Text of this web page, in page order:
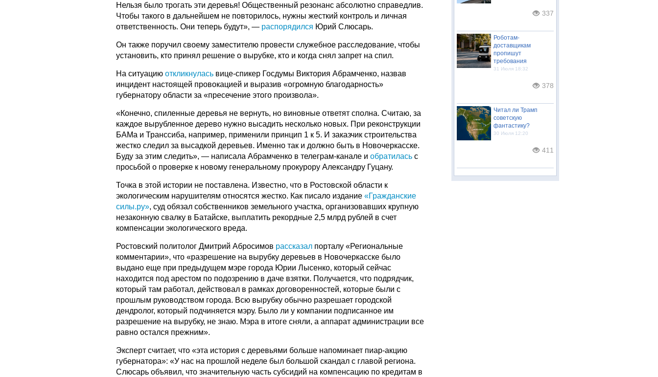
Нельзя было трогать эти деревья! Общественный резонанс абсолютно справедлив.
Чтобы такого в дальнейшем не повторилось, нужны жесткий контроль и личная
ответственность. Они теперь будут», — распорядился Юрий Слюсарь.
Он также поручил своему заместителю провести служебное расследование, чтобы
установить, кто принял решение о вырубке, кто и когда снял запрет на спил.
На ситуациюоткликнулась вице-спикер Госдумы Виктория Абрамченко, назвав
инцидент настоящей провокацией и выразив «огромную благодарность»
губернатору области за «пресечение этого произвола».
«Конечно, спиленные деревья не вернуть, но виновные ответят сполна. Считаю, за
каждое вырубленное дерево нужно высадить несколько новых. При реконструкции
БАМа и Транссиба, например, применили принцип 1 к 5. И заказчик строительства
жестко следил за высадкой деревьев. Именно так и должно быть в Новочеркасске.
Буду за этим следить», — написала Абрамченко в телеграм-канале иобратилась с
просьбой о проверке к новому генеральному прокурору Александру Гуцану.
Точка в этой истории не поставлена. Известно, что в Ростовской области к
экологическим нарушителям относятся жестко. Как писало издание«Гражданские
силы.ру», суд обязал собственников земельного участка, организовавших крупную
незаконную свалку в Батайске, выплатить рекордные 2,5 млрд рублей в счет
компенсации экологического вреда.
Ростовский политолог Дмитрий Абросимов рассказал порталу «Региональные
комментарии», что «разрешение на вырубку деревьев в Новочеркасске было
выдано еще при предыдущем мэре города Юрии Лысенко, который сейчас
находится под арестом по подозрению в даче взятки. Получается, что подрядчик,
который там работал, действовал в рамках договоренностей, которые были с
прошлым руководством города. Всю вырубку обычно разрешает городской
дендролог, который подчиняется мэру. Было ли у компании подписанное им
разрешение на вырубку, не знаю. Мэра в итоге сняли, а аппарат администрации все
равно остался прежним».
Эксперт считает, что «эта история с деревьями больше напоминает пиар-акцию
губернатора»: «У нас на прошлой неделе был большой скандал с главой региона.
Слюсарь объявил, что значительную часть субсидий на компенсацию по кредитам в
337
Роботам-
доставщикам
пропишут
требования
31 Июля 18:32
378
Читал ли Трамп
советскую
фантастику?
30 Июля 12:20
411